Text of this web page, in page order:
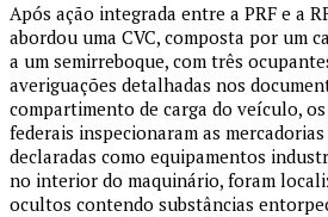
Após ação integrada entre a PRF e a
abordou uma CVC, composta por um
a um semirreboque, com três
averiguações detalhadas nos
compartimento de carga do veículo,
federais inspecionaram as
declaradas como equipamentos
no interior do maquinário, foram
ocultos contendo substâncias